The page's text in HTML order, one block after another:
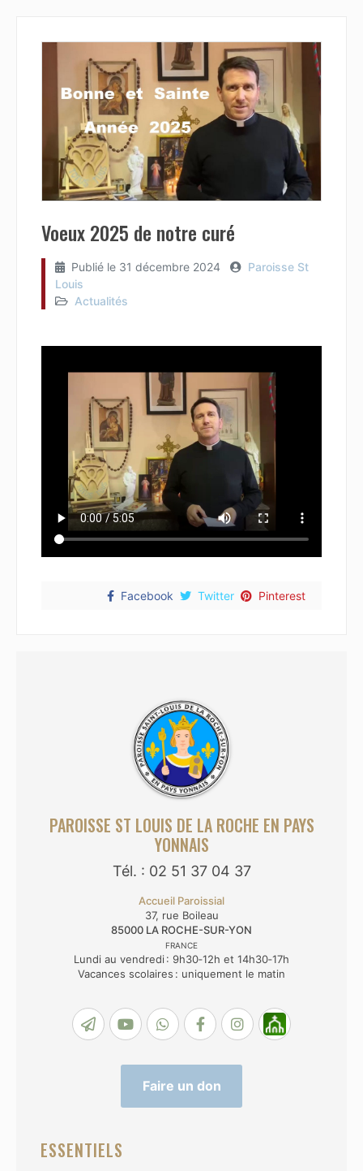
PAROISSE ST LOUIS DE LA ROCHE EN PAYS
YONNAIS
Tél. : 02 51 37 04 37
Accueil Paroissial
37, rue Boileau
85000 LA ROCHE-SUR-YON
FRANCE
Lundi au vendredi : 9h30‑12h et 14h30‑17h
Vacances scolaires : uniquement le matin
Faire un don
ESSENTIELS
Voeux 2025 de notre curé
Publié le 31 décembre 2024
Paroisse St
Louis
Actualités
Facebook Twitter Pinterest